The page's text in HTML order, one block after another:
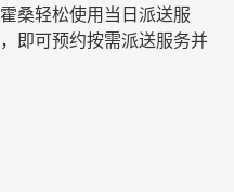
桑轻松使用当日派送服
即可预约按需派送服务并